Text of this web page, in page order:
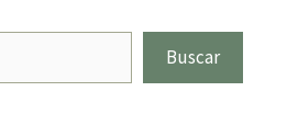
Buscar